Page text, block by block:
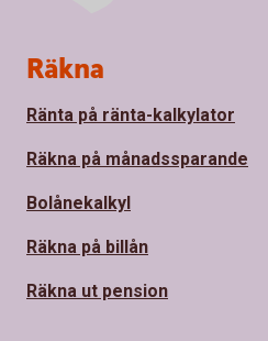
Sidfot
Räkna
Ränta på ränta-kalkylator
Räkna på månadssparande
Bolånekalkyl
Räkna på billån
Räkna ut pension